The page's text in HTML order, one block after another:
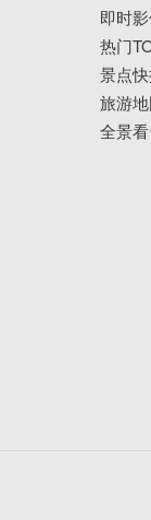
即时
热门
景点
旅游
全景